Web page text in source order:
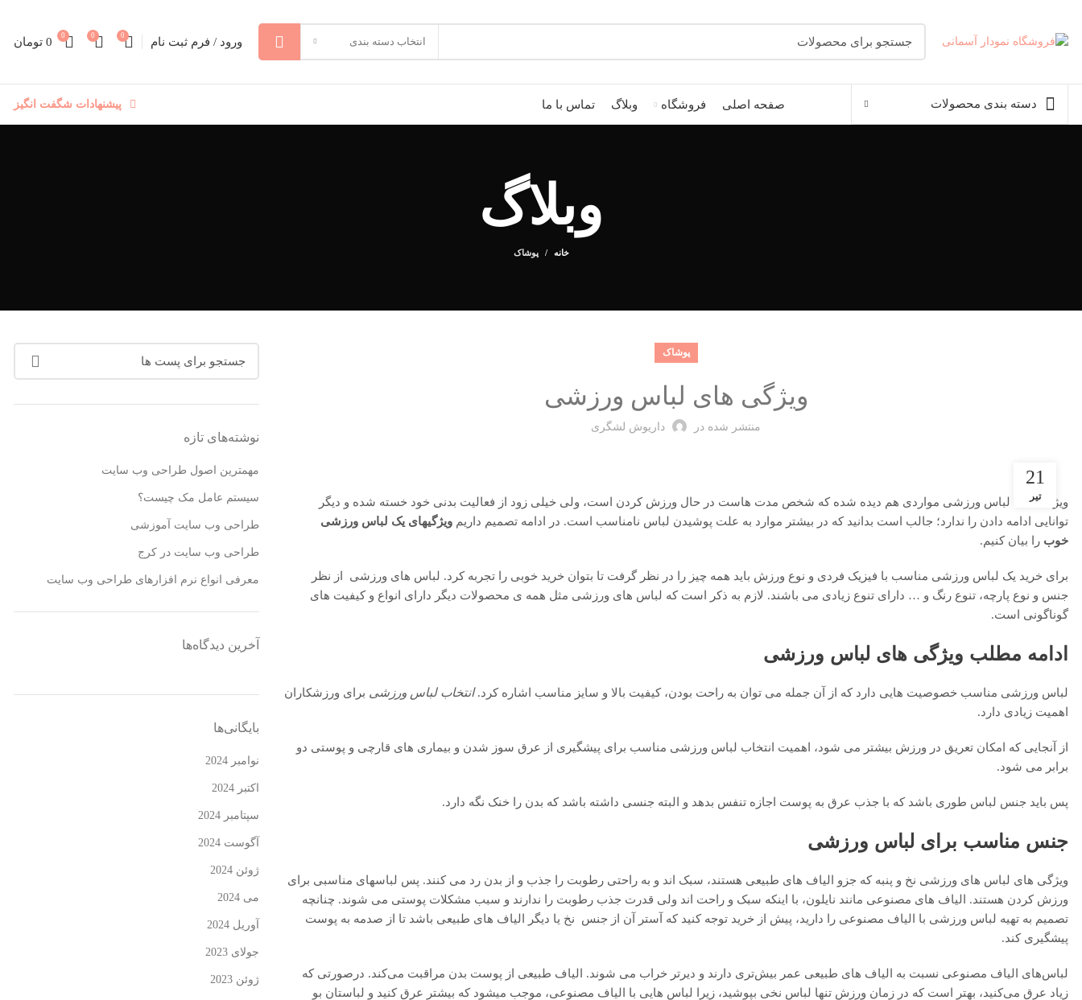
انتخاب دسته بندی ورود / فرم ثبت نام 0
0
0
0 تومان
دسته بندی محصولات صفحه اصلی فروشگاه وبلاگ تماس با ما پیشنهادات شگفت انگیز
وبلاگ
خانه پوشاک
پوشاک
ویژگی های لباس ورزشی
منتشر شده در داریوش لشگری
21
تیر
ویژگی های لباس ورزشی مواردی هم دیده شده که شخص مدت هاست در حال ورزش کردن است، ولی خیلی زود از فعالیت بدنی خود خسته شده و دیگر
توانایی ادامه دادن را ندارد؛ جالب است بدانید که در بیشتر موارد به علت پوشیدن لباس نامناسب است. در ادامه تصمیم داریم ویژگیهای یک لباس ورزشی
خوب را بیان کنیم.
برای خرید یک لباس ورزشی مناسب با فیزیک فردی و نوع ورزش باید همه چیز را در نظر گرفت تا بتوان خرید خوبی را تجربه کرد. لباس های ورزشی از نظر
جنس و نوع پارچه، تنوع رنگ و … دارای تنوع زیادی می باشند. لازم به ذکر است که لباس های ورزشی مثل همه ی محصولات دیگر دارای انواع و کیفیت های
گوناگونی است.
ادامه مطلب ویژگی های لباس ورزشی
لباس ورزشی مناسب خصوصیت هایی دارد که از آن جمله می توان به راحت بودن، کیفیت بالا و سایز مناسب اشاره کرد.انتخاب لباس ورزشی برای ورزشکاران
اهمیت زیادی دارد.
از آنجایی که امکان تعریق در ورزش بیشتر می شود، اهمیت انتخاب لباس ورزشی مناسب برای پیشگیری از عرق سوز شدن و بیماری های قارچی و پوستی دو
برابر می شود.
پس باید جنس لباس طوری باشد که با جذب عرق به پوست اجازه تنفس بدهد و البته جنسی داشته باشد که بدن را خنک نگه دارد.
جنس مناسب برای لباس ورزشی
ویژگی های لباس های ورزشی نخ و پنبه که جزو الیاف های طبیعی هستند، سبک اند و به راحتی رطوبت را جذب و از بدن رد می کنند. پس لباسهای مناسبی برای
ورزش کردن هستند. الیاف های مصنوعی مانند نایلون، با اینکه سبک و راحت اند ولی قدرت جذب رطوبت را ندارند و سبب مشکلات پوستی می شوند. چنانچه
تصمیم به تهیه لباس ورزشی با الیاف مصنوعی را دارید، پیش از خرید توجه کنید که آستر آن از جنس نخ یا دیگر الیاف های طبیعی باشد تا از صدمه به پوست
پیشگیری کند.
لباس‌های الیاف مصنوعی نسبت به الیاف های طبیعی عمر بیش‌تری دارند و دیرتر خراب می شوند. الیاف طبیعی از پوست بدن مراقبت می‌کند. درصورتی که
زیاد عرق می‌کنید، بهتر است که در زمان ورزش تنها لباس‌ نخی بپوشید، زیرا لباس هایی با الیاف مصنوعی، موجب میشود که بیشتر عرق کنید و لباستان بو
نوشته‌های تازه
مهمترین اصول طراحی وب سایت
سیستم عامل مک چیست؟
طراحی وب سایت آموزشی
طراحی وب سایت در کرج
معرفی انواع نرم افزارهای طراحی وب سایت
آخرین دیدگاه‌ها
بایگانی‌ها
نوامبر 2024
اکتبر 2024
سپتامبر 2024
آگوست 2024
ژوئن 2024
می 2024
آوریل 2024
جولای 2023
ژوئن 2023